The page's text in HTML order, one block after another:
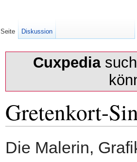
Cuxpedia
Gretenkort-
Die Malerin,
Seite Diskussion